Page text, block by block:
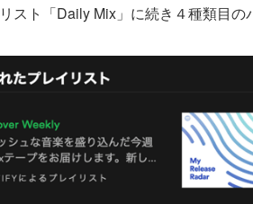
スト「Daily Mix」に続き４種類目の